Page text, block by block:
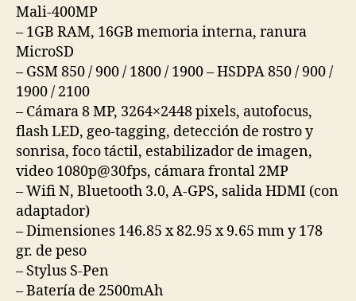
Mali-400MP
– 1GB RAM, 16GB memoria interna, ranura
MicroSD
– GSM 850 / 900 / 1800 / 1900 – HSDPA 850 / 900 /
1900 / 2100
– Cámara 8 MP, 3264×2448 pixels, autofocus,
flash LED, geo-tagging, detección de rostro y
sonrisa, foco táctil, estabilizador de imagen,
video 1080p@30fps, cámara frontal 2MP
– Wifi N, Bluetooth 3.0, A-GPS, salida HDMI (con
adaptador)
– Dimensiones 146.85 x 82.95 x 9.65 mm y 178
gr. de peso
– Stylus S-Pen
– Batería de 2500mAh